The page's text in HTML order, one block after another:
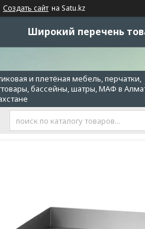
Создать сайт на Satu.kz
Широкий перечень
и плетёная мебель, перчатки,
бассейны, шатры, МАФ в